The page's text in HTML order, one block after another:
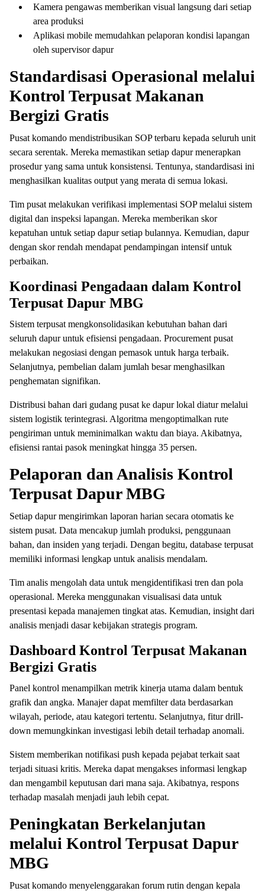
Kamera pengawas memberikan visual langsung dari setiap
area produksi
Aplikasi mobile memudahkan pelaporan kondisi lapangan
oleh supervisor dapur
Standardisasi Operasional melalui
Kontrol Terpusat Makanan
Bergizi Gratis
Pusat komando mendistribusikan SOP terbaru kepada seluruh unit
secara serentak. Mereka memastikan setiap dapur menerapkan
prosedur yang sama untuk konsistensi. Tentunya, standardisasi ini
menghasilkan kualitas output yang merata di semua lokasi.
Tim pusat melakukan verifikasi implementasi SOP melalui sistem
digital dan inspeksi lapangan. Mereka memberikan skor
kepatuhan untuk setiap dapur setiap bulannya. Kemudian, dapur
dengan skor rendah mendapat pendampingan intensif untuk
perbaikan.
Koordinasi Pengadaan dalam Kontrol
Terpusat Dapur MBG
Sistem terpusat mengkonsolidasikan kebutuhan bahan dari
seluruh dapur untuk efisiensi pengadaan. Procurement pusat
melakukan negosiasi dengan pemasok untuk harga terbaik.
Selanjutnya, pembelian dalam jumlah besar menghasilkan
penghematan signifikan.
Distribusi bahan dari gudang pusat ke dapur lokal diatur melalui
sistem logistik terintegrasi. Algoritma mengoptimalkan rute
pengiriman untuk meminimalkan waktu dan biaya. Akibatnya,
efisiensi rantai pasok meningkat hingga 35 persen.
Pelaporan dan Analisis Kontrol
Terpusat Dapur MBG
Setiap dapur mengirimkan laporan harian secara otomatis ke
sistem pusat. Data mencakup jumlah produksi, penggunaan
bahan, dan insiden yang terjadi. Dengan begitu, database terpusat
memiliki informasi lengkap untuk analisis mendalam.
Tim analis mengolah data untuk mengidentifikasi tren dan pola
operasional. Mereka menggunakan visualisasi data untuk
presentasi kepada manajemen tingkat atas. Kemudian, insight dari
analisis menjadi dasar kebijakan strategis program.
Dashboard Kontrol Terpusat Makanan
Bergizi Gratis
Panel kontrol menampilkan metrik kinerja utama dalam bentuk
grafik dan angka. Manajer dapat memfilter data berdasarkan
wilayah, periode, atau kategori tertentu. Selanjutnya, fitur drill-
down memungkinkan investigasi lebih detail terhadap anomali.
Sistem memberikan notifikasi push kepada pejabat terkait saat
terjadi situasi kritis. Mereka dapat mengakses informasi lengkap
dan mengambil keputusan dari mana saja. Akibatnya, respons
terhadap masalah menjadi jauh lebih cepat.
Peningkatan Berkelanjutan
melalui Kontrol Terpusat Dapur
MBG
Pusat komando menyelenggarakan forum rutin dengan kepala